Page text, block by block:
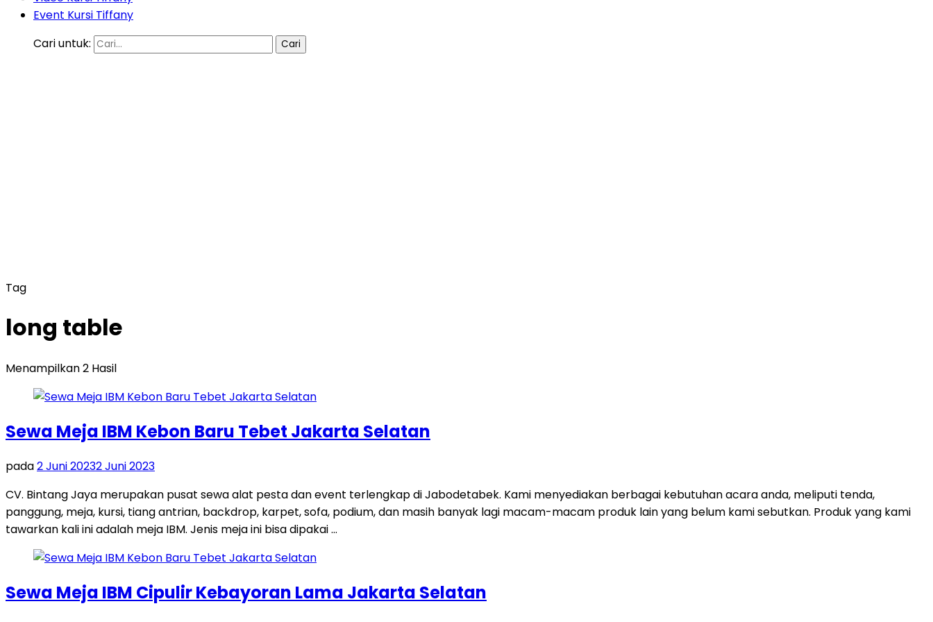
Event Kursi Tiffany
Cari untuk:
Tag
long table
Menampilkan 2 Hasil
Sewa Meja IBM Kebon Baru Tebet Jakarta Selatan
pada2 Juni 20232 Juni 2023
CV. Bintang Jaya merupakan pusat sewa alat pesta dan event terlengkap di Jabodetabek. Kami menyediakan berbagai kebutuhan acara anda, meliputi tenda,
panggung, meja, kursi, tiang antrian, backdrop, karpet, sofa, podium, dan masih banyak lagi macam-macam produk lain yang belum kami sebutkan. Produk yang kami
tawarkan kali ini adalah meja IBM. Jenis meja ini bisa dipakai …
Sewa Meja IBM Cipulir Kebayoran Lama Jakarta Selatan